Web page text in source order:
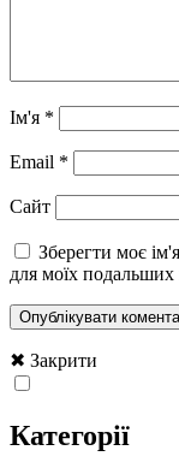
Ім'я *
Email *
Сайт
Зберегти моє
для моїх подальших
✖ Закрити
Категорії